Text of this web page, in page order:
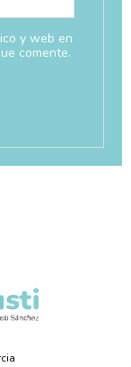
y web en
comente.